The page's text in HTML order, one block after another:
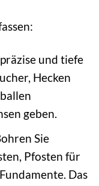
und tiefe
Hecken
geben.
Sie
Pfosten für
Das